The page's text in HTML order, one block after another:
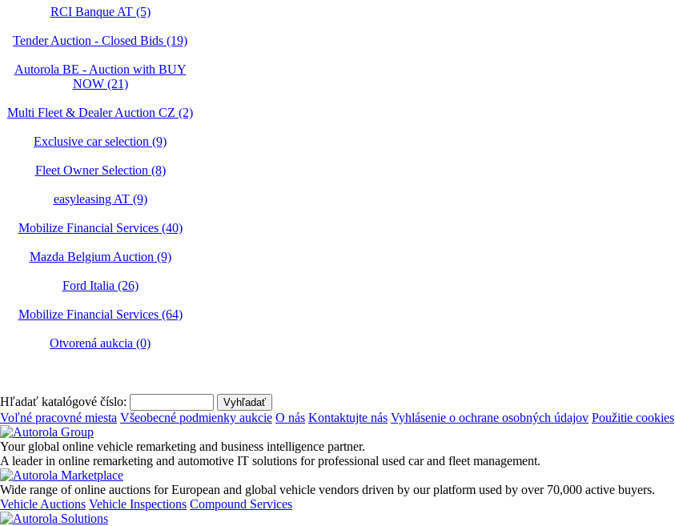
RCI Banque AT (5)
Tender Auction - Closed Bids (19)
Autorola BE - Auction with BUY
NOW (21)
Multi Fleet & Dealer Auction CZ (2)
Exclusive car selection (9)
Fleet Owner Selection (8)
easyleasing AT (9)
Mobilize Financial Services (40)
Mazda Belgium Auction (9)
Ford Italia (26)
Mobilize Financial Services (64)
Otvorená aukcia (0)
Hľadať katalógové číslo:
Voľné pracovné miesta Všeobecné podmienky aukcie O nás Kontaktujte nás Vyhlásenie o ochrane osobných údajov Použitie cookies
Your global online vehicle remarketing and business intelligence partner.
A leader in online remarketing and automotive IT solutions for professional used car and fleet management.
Wide range of online auctions for European and global vehicle vendors driven by our platform used by over 70,000 active buyers.
Vehicle Auctions Vehicle Inspections Compound Services